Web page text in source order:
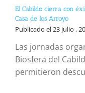
El Cabildo cierra con
Casa de los Arroyo
Publicado el 23 julio ,
Las jornadas
Biosfera del
permitieron